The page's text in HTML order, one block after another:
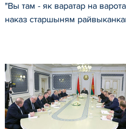
"Вы там - як варатар на
наказ старшыням